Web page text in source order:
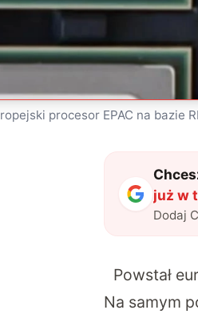
procesor EPAC na bazie
już w
Dodaj
Powstał
Na samym